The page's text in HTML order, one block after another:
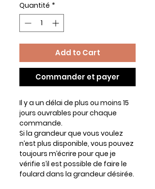
Quantité *
Add to Cart
Commander et payer
Il y a un délai de plus ou moins 15
jours ouvrables pour chaque
commande.
Si la grandeur que vous voulez
n’est plus disponible, vous pouvez
toujours m’écrire pour que je
vérifie s’il est possible de faire le
foulard dans la grandeur désirée.